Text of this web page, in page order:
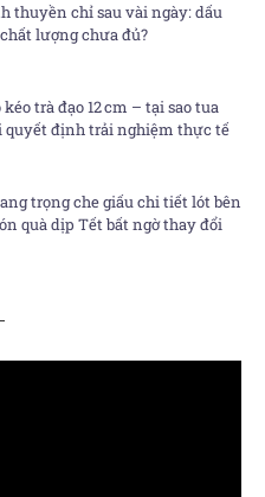
thuyền chỉ sau vài ngày: dấu
lượng chưa đủ?
trà đạo 12 cm – tại sao tua
quyết định trải nghiệm thực tế
trọng che giấu chi tiết lót bên
quà dịp Tết bất ngờ thay đổi